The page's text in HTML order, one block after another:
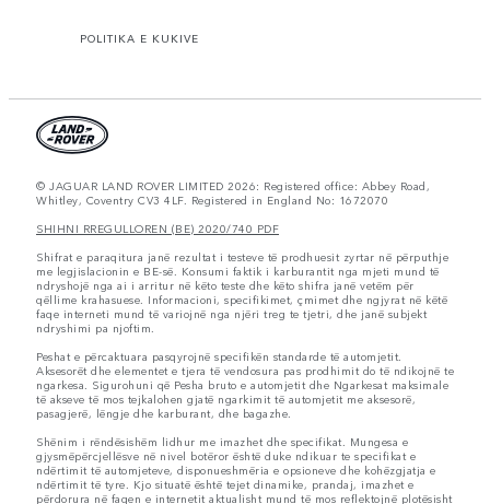
POLITIKA E KUKIVE
© JAGUAR LAND ROVER LIMITED 2026: Registered office: Abbey Road,
Whitley, Coventry CV3 4LF. Registered in England No: 1672070
SHIHNI RREGULLOREN (BE) 2020/740 PDF
Shifrat e paraqitura janë rezultat i testeve të prodhuesit zyrtar në përputhje
me legjislacionin e BE-së. Konsumi faktik i karburantit nga mjeti mund të
ndryshojë nga ai i arritur në këto teste dhe këto shifra janë vetëm për
qëllime krahasuese. Informacioni, specifikimet, çmimet dhe ngjyrat në këtë
faqe interneti mund të variojnë nga njëri treg te tjetri, dhe janë subjekt
ndryshimi pa njoftim.
Peshat e përcaktuara pasqyrojnë specifikën standarde të automjetit.
Aksesorët dhe elementet e tjera të vendosura pas prodhimit do të ndikojnë te
ngarkesa. Sigurohuni që Pesha bruto e automjetit dhe Ngarkesat maksimale
të akseve të mos tejkalohen gjatë ngarkimit të automjetit me aksesorë,
pasagjerë, lëngje dhe karburant, dhe bagazhe.
Shënim i rëndësishëm lidhur me imazhet dhe specifikat. Mungesa e
gjysmëpërcjellësve në nivel botëror është duke ndikuar te specifikat e
ndërtimit të automjeteve, disponueshmëria e opsioneve dhe kohëzgjatja e
ndërtimit të tyre. Kjo situatë është tejet dinamike, prandaj, imazhet e
përdorura në faqen e internetit aktualisht mund të mos reflektojnë plotësisht